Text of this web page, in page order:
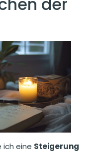
ich eine Steigerung